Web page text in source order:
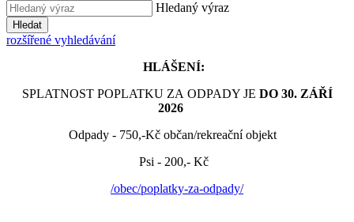
Hledaný výraz
Hledat
rozšířené vyhledávání
HLÁŠENÍ:
SPLATNOST POPLATKU ZA ODPADY JE DO 30. ZÁŘÍ
2026
Odpady - 750,-Kč občan/rekreační objekt
Psi - 200,- Kč
/obec/poplatky-za-odpady/